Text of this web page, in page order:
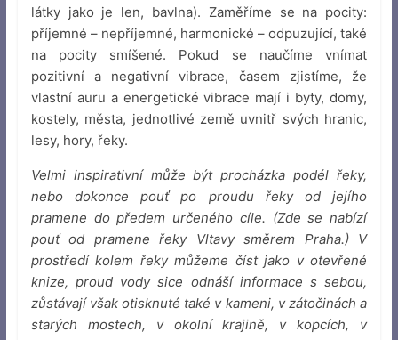
látky jako je len, bavlna). Zaměříme se na pocity:
příjemné – nepříjemné, harmonické – odpuzující, také
na pocity smíšené. Pokud se naučíme vnímat
pozitivní a negativní vibrace, časem zjistíme, že
vlastní auru a energetické vibrace mají i byty, domy,
kostely, města, jednotlivé země uvnitř svých hranic,
lesy, hory, řeky.
Velmi inspirativní může být procházka podél řeky,
nebo dokonce pouť po proudu řeky od jejího
pramene do předem určeného cíle. (Zde se nabízí
pouť od pramene řeky Vltavy směrem Praha.) V
prostředí kolem řeky můžeme číst jako v otevřené
knize, proud vody sice odnáší informace s sebou,
zůstávají však otisknuté také v kameni, v zátočinách a
starých mostech, v okolní krajině, v kopcích, v